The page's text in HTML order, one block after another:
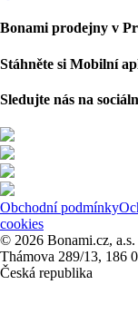
Bonami prodejny v
Stáhněte si Mobilní
Sledujte nás na
Obchodní podmínky
cookies
© 2026 Bonami.cz, a.s.
Thámova 289/13, 186
Česká republika